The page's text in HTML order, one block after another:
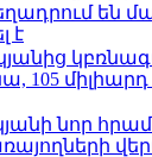
են
է
105 միլիարդ
նոր